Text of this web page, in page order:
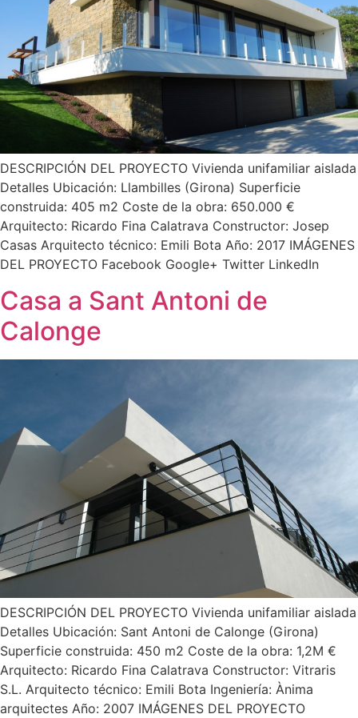
DESCRIPCIÓN DEL PROYECTO Vivienda unifamiliar aislada
Detalles Ubicación: Llambilles (Girona) Superficie
construida: 405 m2 Coste de la obra: 650.000 €
Arquitecto: Ricardo Fina Calatrava Constructor: Josep
Casas Arquitecto técnico: Emili Bota Año: 2017 IMÁGENES
DEL PROYECTO Facebook Google+ Twitter LinkedIn
Casa a Sant Antoni de
Calonge
DESCRIPCIÓN DEL PROYECTO Vivienda unifamiliar aislada
Detalles Ubicación: Sant Antoni de Calonge (Girona)
Superficie construida: 450 m2 Coste de la obra: 1,2M €
Arquitecto: Ricardo Fina Calatrava Constructor: Vitraris
S.L. Arquitecto técnico: Emili Bota Ingeniería: Ànima
arquitectes Año: 2007 IMÁGENES DEL PROYECTO